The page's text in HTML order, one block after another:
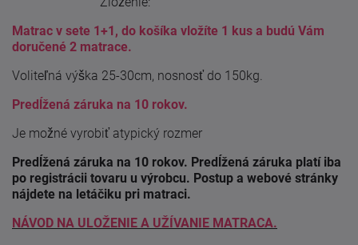
Matrac v sete 1+1, do košíka vložíte 1 kus a budú Vám
doručené 2 matrace.
Voliteľná výška 25-30cm, nosnosť do 150kg.
Predĺžená záruka na 10 rokov.
Je možné vyrobiť atypický rozmer
Predĺžená záruka na 10 rokov. Predĺžená záruka platí iba
po registrácii tovaru u výrobcu. Postup a webové stránky
nájdete na letáčiku pri matraci.
NÁVOD NA ULOŽENIE A UŽÍVANIE MATRACA.